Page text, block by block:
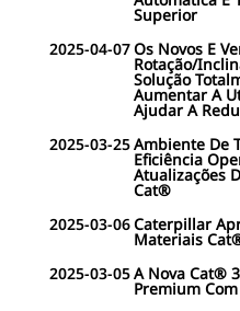
Superior
2025-04-07Os Novos E
Rotação/
Solução
Aumentar A
Ajudar A
2025-03-25Ambiente De
Eficiência
Atualizações
Cat®
2025-03-06Caterpillar
Materiais
2025-03-05A Nova Cat®
Premium